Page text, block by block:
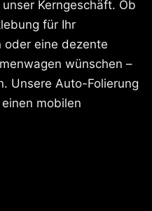
Kerngeschäft. Ob
für Ihr
eine dezente
wünschen –
Unsere Auto-Folierung
mobilen